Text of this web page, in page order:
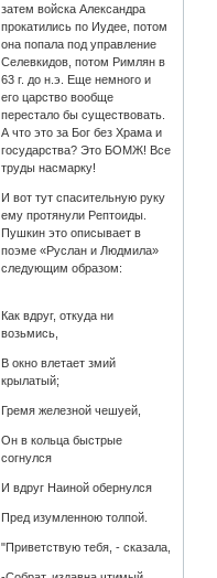
затем войска Александра
прокатились по Иудее, потом
она попала под управление
Селевкидов, потом Римлян в
63 г. до н.э. Еще немного и
его царство вообще
перестало бы существовать.
А что это за Бог без Храма и
государства? Это БОМЖ! Все
труды насмарку!
И вот тут спасительную руку
ему протянули Рептоиды.
Пушкин это описывает в
поэме «Руслан и Людмила»
следующим образом:
Как вдруг, откуда ни
возьмись,
В окно влетает змий
крылатый;
Гремя железной чешуей,
Он в кольца быстрые
согнулся
И вдруг Наиной обернулся
Пред изумленною толпой.
"Приветствую тебя, - сказала,